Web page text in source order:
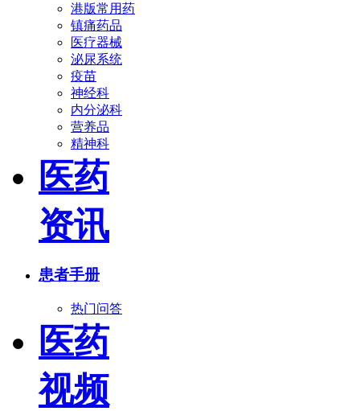
港版常用药
镇痛药品
医疗器械
泌尿系统
疫苗
神经科
内分泌科
营养品
精神科
医药
资讯
患者手册
热门问答
医药
视频